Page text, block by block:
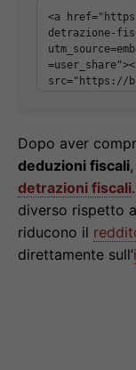
Dopo aver
deduzioni fiscali
detrazioni fiscali
diverso rispetto
riducono il
direttamente sull’